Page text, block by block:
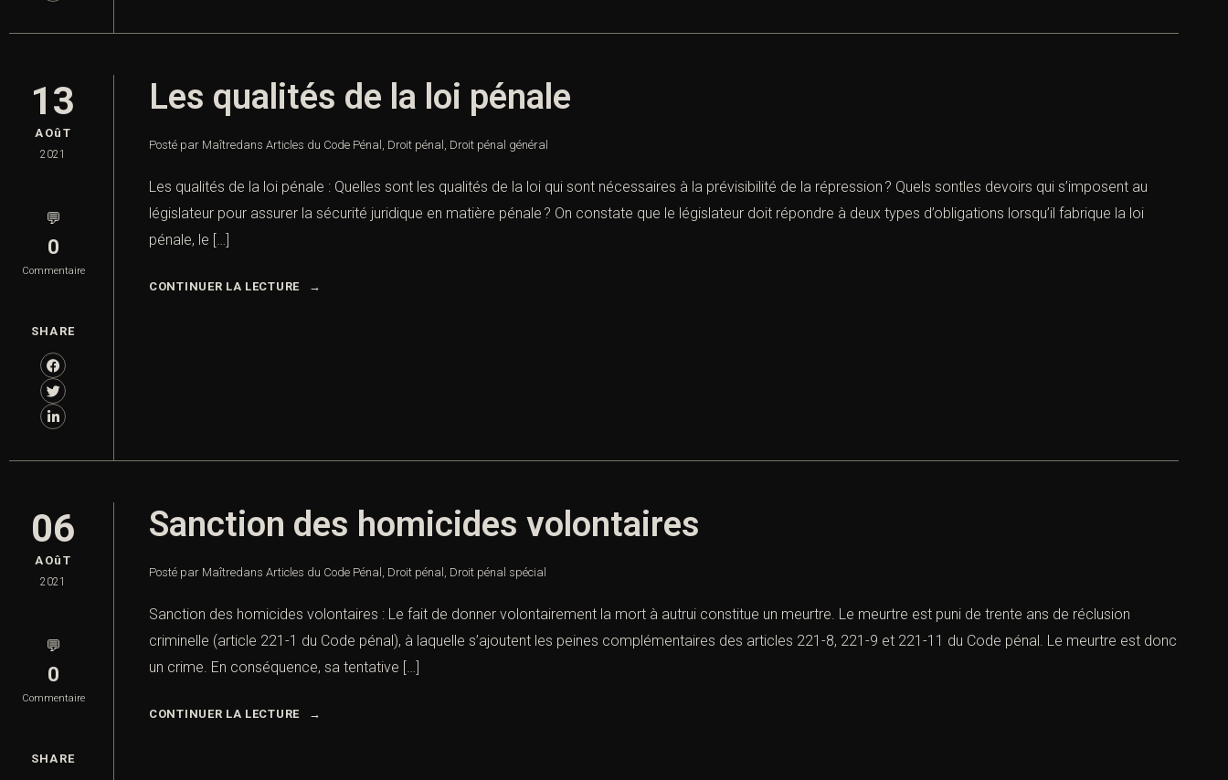
13
AOûT
2021
💬
0
Commentaire
SHARE
Les qualités de la loi pénale
Posté par Maîtredans Articles du Code Pénal , Droit pénal , Droit pénal général
Les qualités de la loi pénale : Quelles sont les qualités de la loi qui sont nécessaires à la prévisibilité de la répression ? Quels sontles devoirs qui s’imposent au
législateur pour assurer la sécurité juridique en matière pénale ? On constate que le législateur doit répondre à deux types d’obligations lorsqu’il fabrique la loi
pénale, le […]
CONTINUER LA LECTURE
06
AOûT
2021
💬
0
Commentaire
SHARE
Sanction des homicides volontaires
Posté par Maîtredans Articles du Code Pénal , Droit pénal , Droit pénal spécial
Sanction des homicides volontaires : Le fait de donner volontairement la mort à autrui constitue un meurtre. Le meurtre est puni de trente ans de réclusion
criminelle (article 221-1 du Code pénal), à laquelle s’ajoutent les peines complémentaires des articles 221-8, 221-9 et 221-11 du Code pénal. Le meurtre est donc
un crime. En conséquence, sa tentative […]
CONTINUER LA LECTURE